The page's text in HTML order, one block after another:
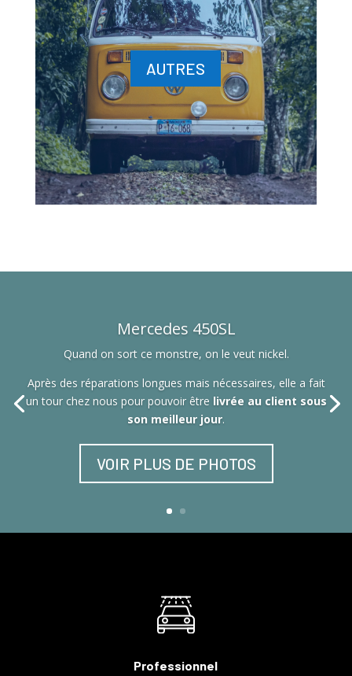
AUTRES
Mercedes 450SL
Quand on sort ce monstre, on le veut nickel.
Après des réparations longues mais nécessaires, elle a fait
un tour chez nous pour pouvoir être livrée au client sous
son meilleur jour.
VOIR PLUS DE PHOTOS
Professionnel